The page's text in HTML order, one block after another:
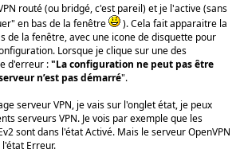
routé (ou bridgé, c'est pareil) et je l'active (sans
en bas de la fenêtre
). Cela fait apparaitre la
de la fenêtre, avec une icone de disquette pour
Lorsque je clique sur une des
d'erreur :"La configuration ne peut pas être
n’est pas démarré".
serveur VPN, je vais sur l'onglet état, je peux
serveurs VPN. Je vois par exemple que les
sont dans l'état Activé. Mais le serveur OpenVPN
Erreur.